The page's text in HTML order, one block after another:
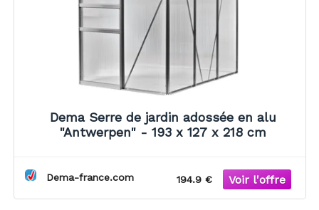
Dema Serre de jardin adossée en alu
"Antwerpen" - 193 x 127 x 218 cm
Dema-france.com 194.9 €